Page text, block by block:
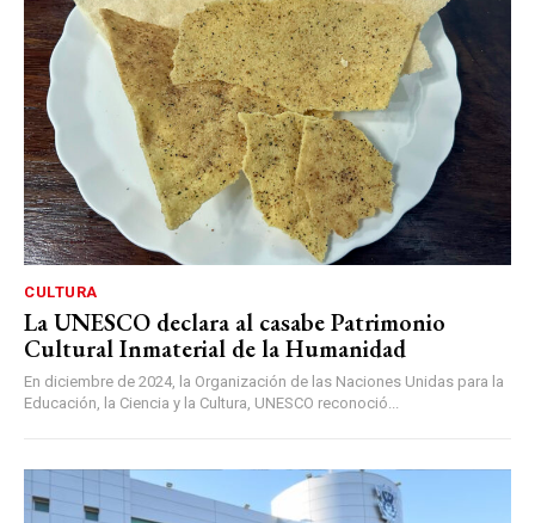
CULTURA
La UNESCO declara al casabe Patrimonio
Cultural Inmaterial de la Humanidad
En diciembre de 2024, la Organización de las Naciones Unidas para la
Educación, la Ciencia y la Cultura, UNESCO reconoció...